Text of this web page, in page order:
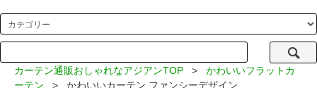
カーテン通販おしゃれなアジアンTOP > かわいいフラットカ
ーテン > かわいいカーテン ファンシーデザイン